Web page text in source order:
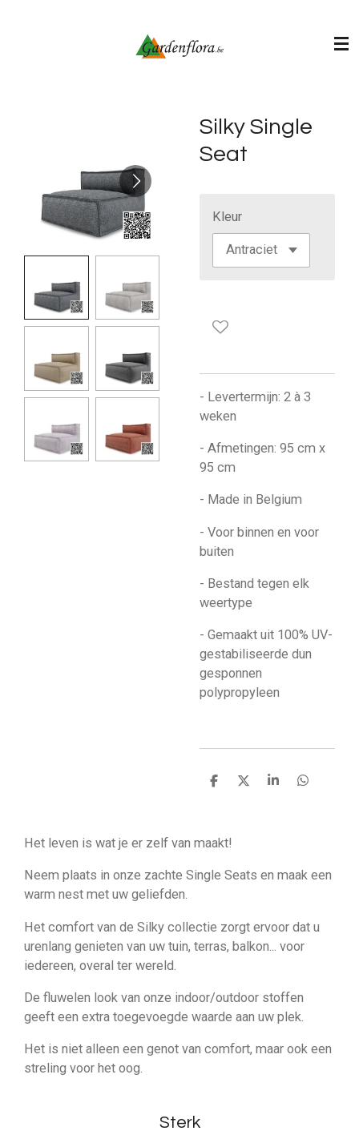
Silky Single
Seat
Kleur
- Levertermijn: 2 à 3
weken
- Afmetingen: 95 cm x
95 cm
- Made in Belgium
- Voor binnen en voor
buiten
- Bestand tegen elk
weertype
- Gemaakt uit 100% UV-
gestabiliseerde dun
gesponnen
polypropyleen
D
n
D
S
D
Het leven is wat je er zelf van maakt!
Neem plaats in onze zachte Single Seats en maak een
warm nest met uw geliefden.
Het comfort van de Silky collectie zorgt ervoor dat u
urenlang genieten van uw tuin, terras, balkon... voor
iedereen, overal ter wereld.
De fluwelen look van onze indoor/outdoor stoffen
geeft een extra toegevoegde waarde aan uw plek.
Het is niet alleen een genot van comfort, maar ook een
streling voor het oog.
Sterk